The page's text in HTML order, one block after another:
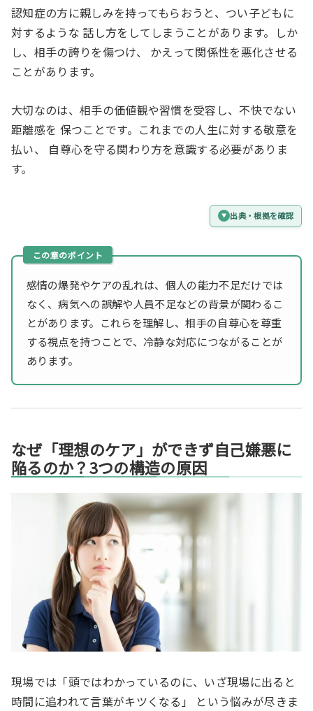
認知症の方に親しみを持ってもらおうと、つい子どもに
対するような 話し方をしてしまうことがあります。しか
し、相手の誇りを傷つけ、 かえって関係性を悪化させる
ことがあります。
大切なのは、相手の価値観や習慣を受容し、不快でない
距離感を 保つことです。これまでの人生に対する敬意を
払い、 自尊心を守る関わり方を意識する必要がありま
す。
出典・根拠を確認
感情の爆発やケアの乱れは、個人の能力不足だけでは
なく、病気への誤解や人員不足などの背景が関わるこ
とがあります。これらを理解し、相手の自尊心を尊重
する視点を持つことで、冷静な対応につながることが
あります。
なぜ「理想のケア」ができず自己嫌悪に
陥るのか？3つの構造の原因
現場では「頭ではわかっているのに、いざ現場に出ると
時間に追われて言葉がキツくなる」 という悩みが尽きま